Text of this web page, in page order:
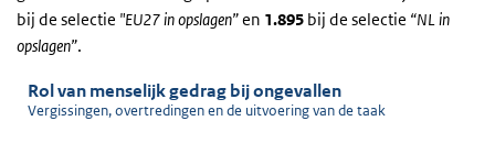
bij de selectie "EU27 in opslagen”en 1.895 bij de selectie “NL in
opslagen”.